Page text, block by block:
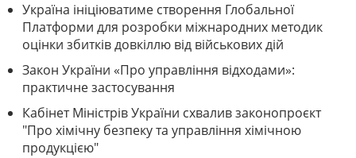
Україна ініціюватиме створення Глобальної
Платформи для розробки міжнародних методик
оцінки збитків довкіллю від військових дій
Закон України «Про управління відходами»:
практичне застосування
Кабінет Міністрів України схвалив законопроєкт
"Про хімічну безпеку та управління хімічною
продукцією"